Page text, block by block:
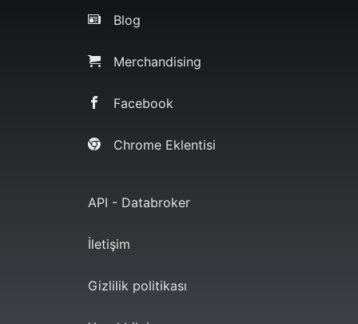
Blog
Merchandising
Facebook
Chrome Eklentisi
API - Databroker
İletişim
Gizlilik politikası